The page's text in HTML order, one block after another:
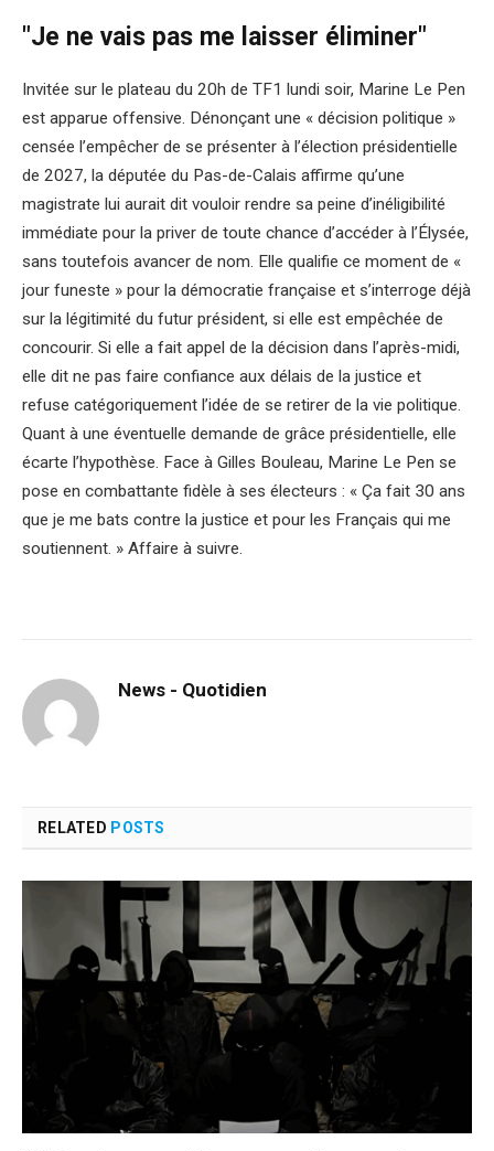
"Je ne vais pas me laisser éliminer"
Invitée sur le plateau du 20h de TF1 lundi soir, Marine Le Pen
est apparue offensive. Dénonçant une « décision politique »
censée l’empêcher de se présenter à l’élection présidentielle
de 2027, la députée du Pas-de-Calais affirme qu’une
magistrate lui aurait dit vouloir rendre sa peine d’inéligibilité
immédiate pour la priver de toute chance d’accéder à l’Élysée,
sans toutefois avancer de nom. Elle qualifie ce moment de «
jour funeste » pour la démocratie française et s’interroge déjà
sur la légitimité du futur président, si elle est empêchée de
concourir. Si elle a fait appel de la décision dans l’après-midi,
elle dit ne pas faire confiance aux délais de la justice et
refuse catégoriquement l’idée de se retirer de la vie politique.
Quant à une éventuelle demande de grâce présidentielle, elle
écarte l’hypothèse. Face à Gilles Bouleau, Marine Le Pen se
pose en combattante fidèle à ses électeurs : « Ça fait 30 ans
que je me bats contre la justice et pour les Français qui me
soutiennent. » Affaire à suivre.
News - Quotidien
RELATED POSTS